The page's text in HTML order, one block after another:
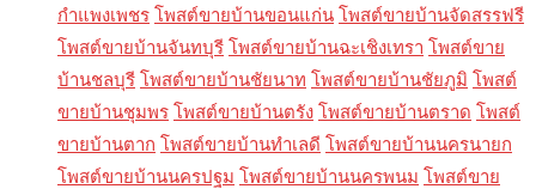
กำแพงเพชร โพสต์ขายบ้านขอนแก่น โพสต์ขายบ้านจัดสรรฟรี
โพสต์ขายบ้านจันทบุรี โพสต์ขายบ้านฉะเชิงเทรา โพสต์ขาย
บ้านชลบุรี โพสต์ขายบ้านชัยนาท โพสต์ขายบ้านชัยภูมิ โพสต์
ขายบ้านชุมพร โพสต์ขายบ้านตรัง โพสต์ขายบ้านตราด โพสต์
ขายบ้านตาก โพสต์ขายบ้านทำเลดี โพสต์ขายบ้านนครนายก
โพสต์ขายบ้านนครปฐม โพสต์ขายบ้านนครพนม โพสต์ขาย